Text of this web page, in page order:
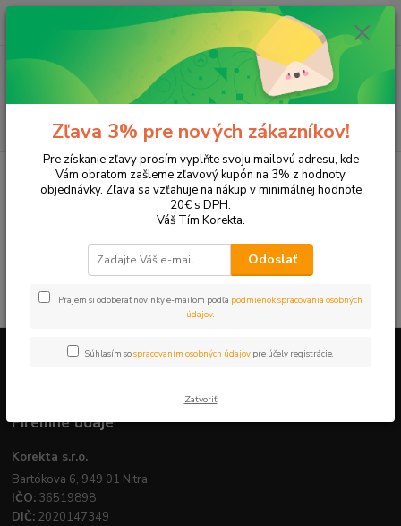
Hľadať
ks
za 0,00 EUR
Tonery a náplne do tlačiarní Sharp AR-M236
V tejto kategórii nebol nájdený žiadny tovar.
Firemné údaje
Korekta s.r.o.
Bartókova 6, 949 01 Nitra
IČO: 36519898
DIČ: 2020147349
Zľava 3% pre nových zákazníkov!
Pre získanie zľavy prosím vyplňte svoju mailovú adresu, kde
Vám obratom zašleme zľavový kupón na 3% z hodnoty
objednávky. Zľava sa vzťahuje na nákup v minimálnej hodnote
20€ s DPH.
Váš Tím Korekta.
Odoslať
Prajem si odoberať novinky e-mailom podľa podmienok spracovania osobných
údajov.
Súhlasím sospracovaním osobných údajov pre účely registrácie.
Zatvoriť